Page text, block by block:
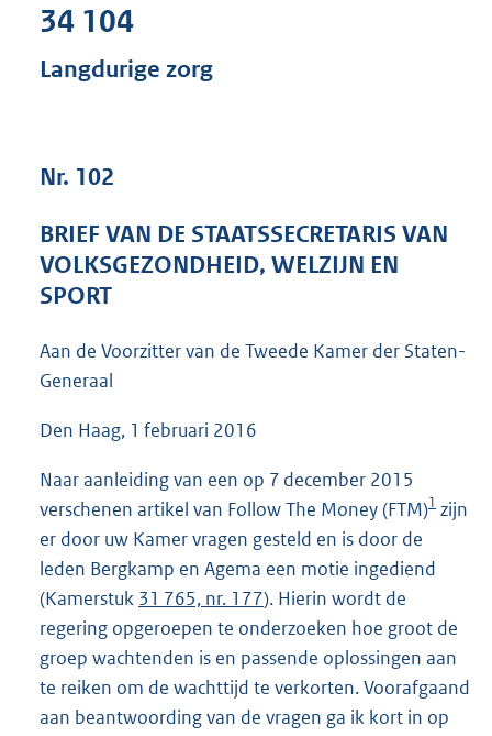
e
:
b
34 104
Langdurige zorg
Nr. 102
BRIEF VAN DE STAATSSECRETARIS VAN
VOLKSGEZONDHEID, WELZIJN EN
SPORT
Aan de Voorzitter van de Tweede Kamer der Staten-
Generaal
Den Haag, 1 februari 2016
Naar aanleiding van een op 7 december 2015
verschenen artikel van Follow The Money (FTM)1 zijn
er door uw Kamer vragen gesteld en is door de
leden Bergkamp en Agema een motie ingediend
(Kamerstuk 31 765, nr. 177). Hierin wordt de
regering opgeroepen te onderzoeken hoe groot de
groep wachtenden is en passende oplossingen aan
te reiken om de wachttijd te verkorten. Voorafgaand
aan beantwoording van de vragen ga ik kort in op